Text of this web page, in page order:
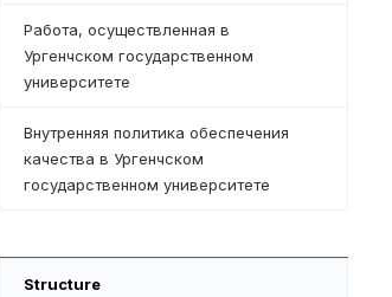
Работа, осуществленная в
Ургенчском государственном
университете
Внутренняя политика обеспечения
качества в Ургенчском
государственном университете
Structure